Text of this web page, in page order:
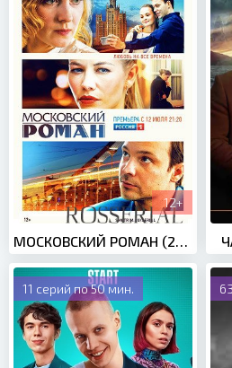
12+
11 серий по 50 мин.